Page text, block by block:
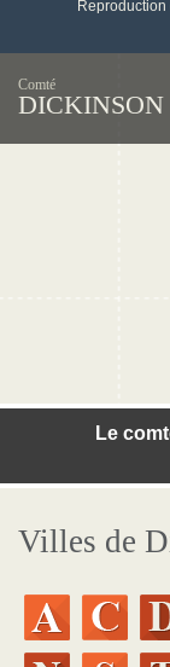
Comté
DICKINSON
Le
Villes de